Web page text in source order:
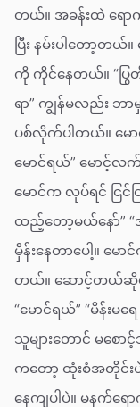
တယ်။ အခန်းထဲ ရေ
ပြီး နမ်းပါတော့တ
ကို ကိုင်နေတယ်။ “ပြွ
ရာ” ကျွန်မလည်း ဘာ
ပစ်လိုက်ပါတယ်။ မေ
မောင်ရယ်” မောင့်
မောင်က လုပ်ရင် ငြ
ထည့်တော့မယ်နော်” “
မှိန်းနေတာပေါ့။ မ
တယ်။ ဆောင့်တယ်ဆို
“မောင်ရယ်” “မိန်းမရ
သူများတောင် မစောင့်
ကတော့ ထုံးစံအတိုင်းပဲ
နေကျပါပဲ။ မနက်